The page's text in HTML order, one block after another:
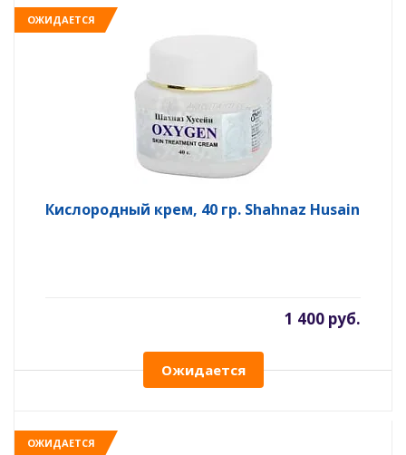
ОЖИДАЕТСЯ
Кислородный крем, 40 гр. Shahnaz Husain
1 400 руб.
Ожидается
ОЖИДАЕТСЯ